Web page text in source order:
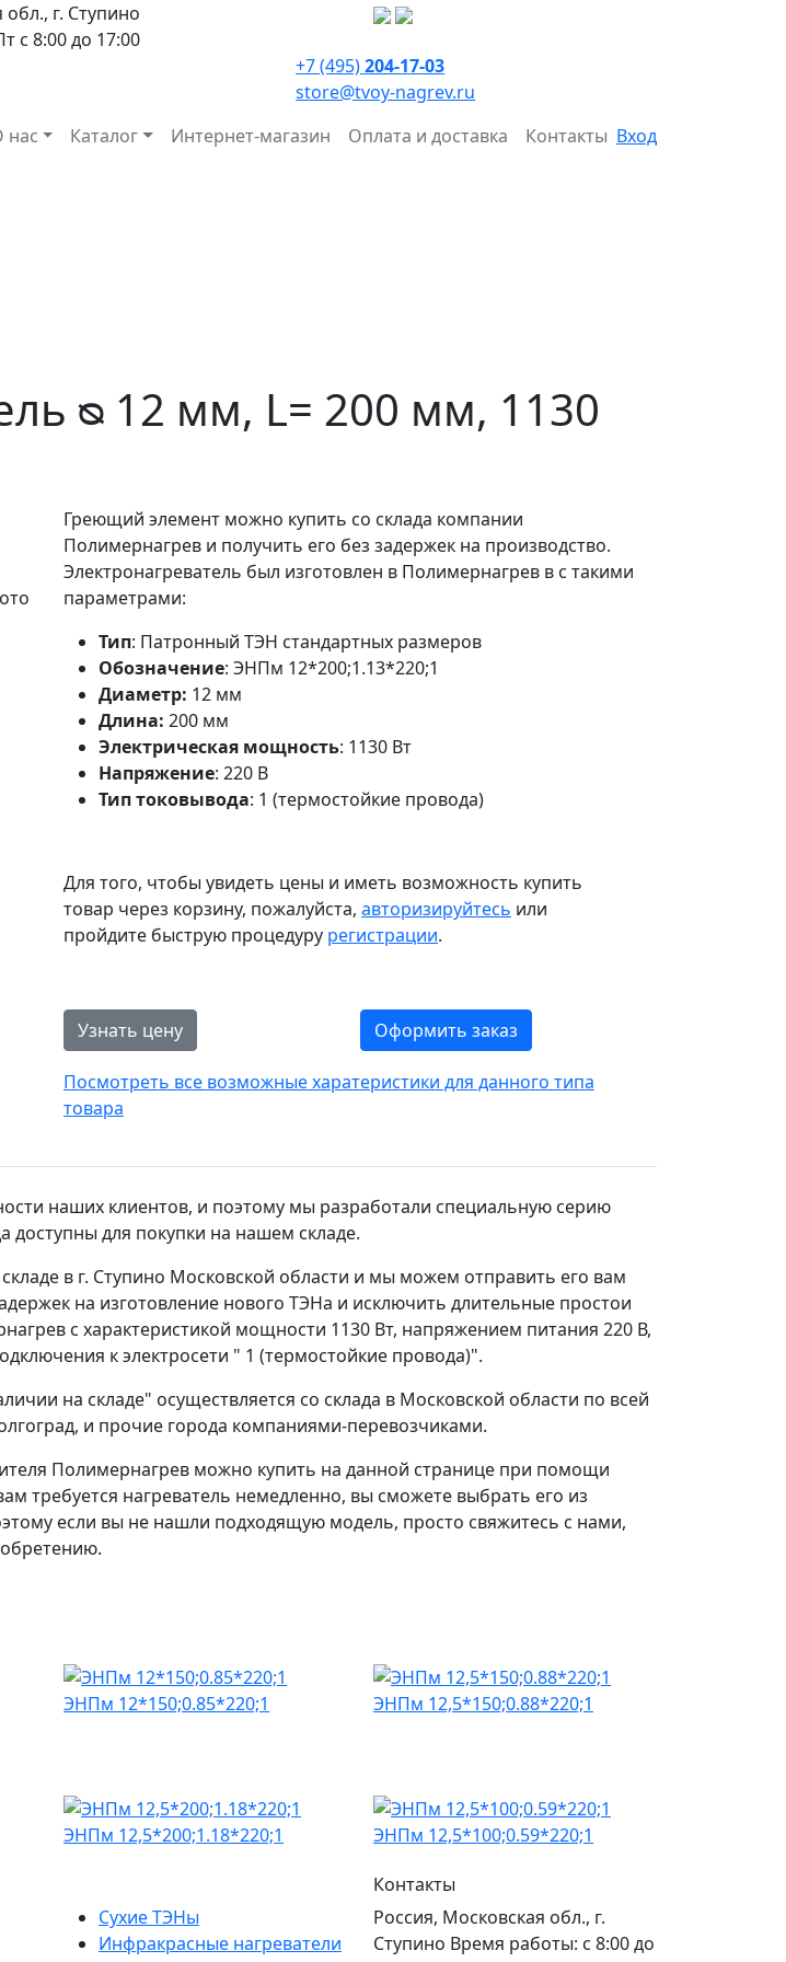
г. Ступино
с 8:00 до 17:00
+7 (495)204-17-03
store@tvoy-nagrev.ru
нас
Каталог Интернет-магазин Оплата и доставка Контакты Вход
ᴓ 12 мм, L= 200 мм, 1130
Греющий элемент можно купить со склада компании
Полимернагрев и получить его без задержек на производство.
Электронагреватель был изготовлен в Полимернагрев в с такими
параметрами:
Тип: Патронный ТЭН стандартных размеров
Обозначение: ЭНПм 12*200;1.13*220;1
Диаметр: 12 мм
Длина: 200 мм
Электрическая мощность: 1130 Вт
Напряжение: 220 В
Тип токовывода: 1 (термостойкие провода)
Для того, чтобы увидеть цены и иметь возможность купить
товар через корзину, пожалуйста, авторизируйтесь или
пройдите быструю процедуру регистрации.
Узнать цену Оформить заказ
Посмотреть все возможные харатеристики для данного типа
товара
наших клиентов, и поэтому мы разработали специальную серию
доступны для покупки на нашем складе.
в г. Ступино Московской области и мы можем отправить его вам
на изготовление нового ТЭНа и исключить длительные простои
с характеристикой мощности 1130 Вт, напряжением питания 220 В,
к электросети " 1 (термостойкие провода)".
на складе" осуществляется со склада в Московской области по всей
и прочие города компаниями-перевозчиками.
Полимернагрев можно купить на данной странице при помощи
требуется нагреватель немедленно, вы сможете выбрать его из
если вы не нашли подходящую модель, просто свяжитесь с нами,
ЭНПм 12*150;0.85*220;1 ЭНПм 12,5*150;0.88*220;1
ЭНПм 12,5*200;1.18*220;1 ЭНПм 12,5*100;0.59*220;1
Сухие ТЭНы
Инфракрасные нагреватели
Контакты
Россия, Московская обл., г.
Ступино Время работы: с 8:00 до